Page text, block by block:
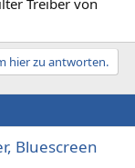
hier zu antworten.
Bluescreen